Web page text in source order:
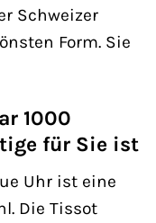
Schweizer
Form. Sie
1000
für Sie ist
Uhr ist eine
Die Tissot